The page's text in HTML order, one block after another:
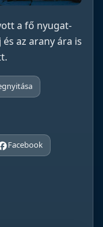
a fő nyugat-
az arany ára is
Facebook